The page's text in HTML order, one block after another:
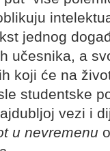
jednog
učesnika, a
koji će na
studentske
vezi i
u nevremenu